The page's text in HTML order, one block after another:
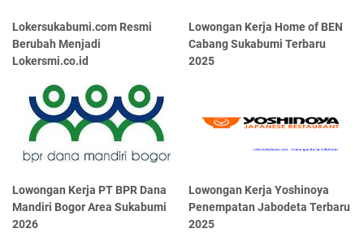
Lokersukabumi.com Resmi
Berubah Menjadi
Lokersmi.co.id
Lowongan Kerja Home of BEN
Cabang Sukabumi Terbaru
2025
Lowongan Kerja PT BPR Dana
Mandiri Bogor Area Sukabumi
2026
Lowongan Kerja Yoshinoya
Penempatan Jabodeta Terbaru
2025